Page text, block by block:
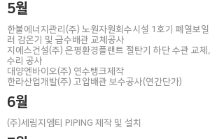
5월
한불에너지관리(주) 노원자원회수시설 1호기 폐열보일
러 감온기 및 급수배관 교체공사
지에스건설(주) 은평환경플랜트 절탄기 하단 수관 교체,
수리 공사
대양엔바이오(주) 연수탱크제작
​한라산업개발(주) 고압배관 보수공사(연간단가)
6월
​(주)세림지엠티 PIPING 제작 및 설치